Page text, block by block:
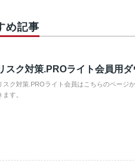
め記事
スク対策.PROライト会員用
スク対策.PROライト会員はこちらのページ
ます。